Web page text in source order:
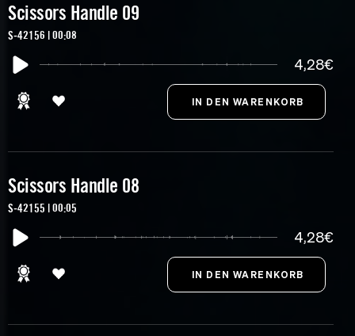
Scissors Handle 09
S-42156 | 00:08
4,28€
Scissors Handle 08
S-42155 | 00:05
4,28€